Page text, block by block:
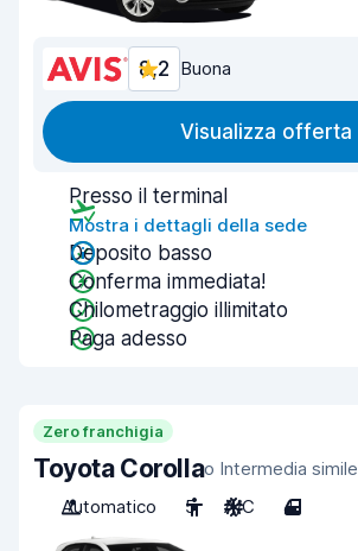
8,2 Buona
Visualizza offerta
Presso il terminal
Mostra i dettagli della sede
Deposito basso
Conferma immediata!
Chilometraggio illimitato
Paga adesso
Zero franchigia
Toyota Corollao Intermedia simile
Automatico
5 A/C 4